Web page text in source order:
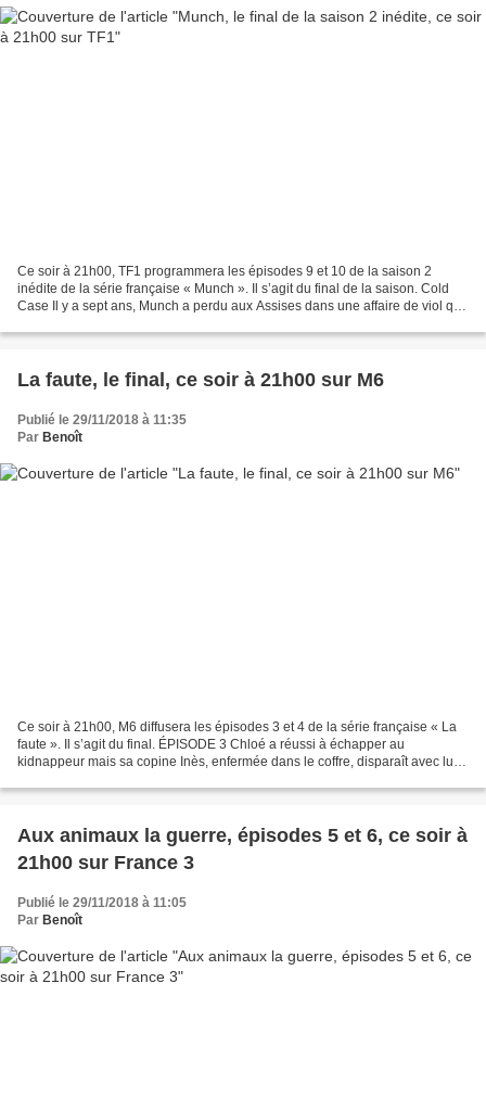
Ce soir à 21h00, TF1 programmera les épisodes 9 et 10 de la saison 2
inédite de la série française « Munch ». Il s’agit du final de la saison. Cold
Case Il y a sept ans, Munch a perdu aux Assises dans une affaire de viol qui
La faute, le final, ce soir à 21h00 sur M6
Publié le 29/11/2018 à 11:35
Par Benoît
Ce soir à 21h00, M6 diffusera les épisodes 3 et 4 de la série française « La
faute ». Il s’agit du final. ÉPISODE 3 Chloé a réussi à échapper au
kidnappeur mais sa copine Inès, enfermée dans le coffre, disparaît avec lui.
Aux animaux la guerre, épisodes 5 et 6, ce soir à
21h00 sur France 3
Publié le 29/11/2018 à 11:05
Par Benoît